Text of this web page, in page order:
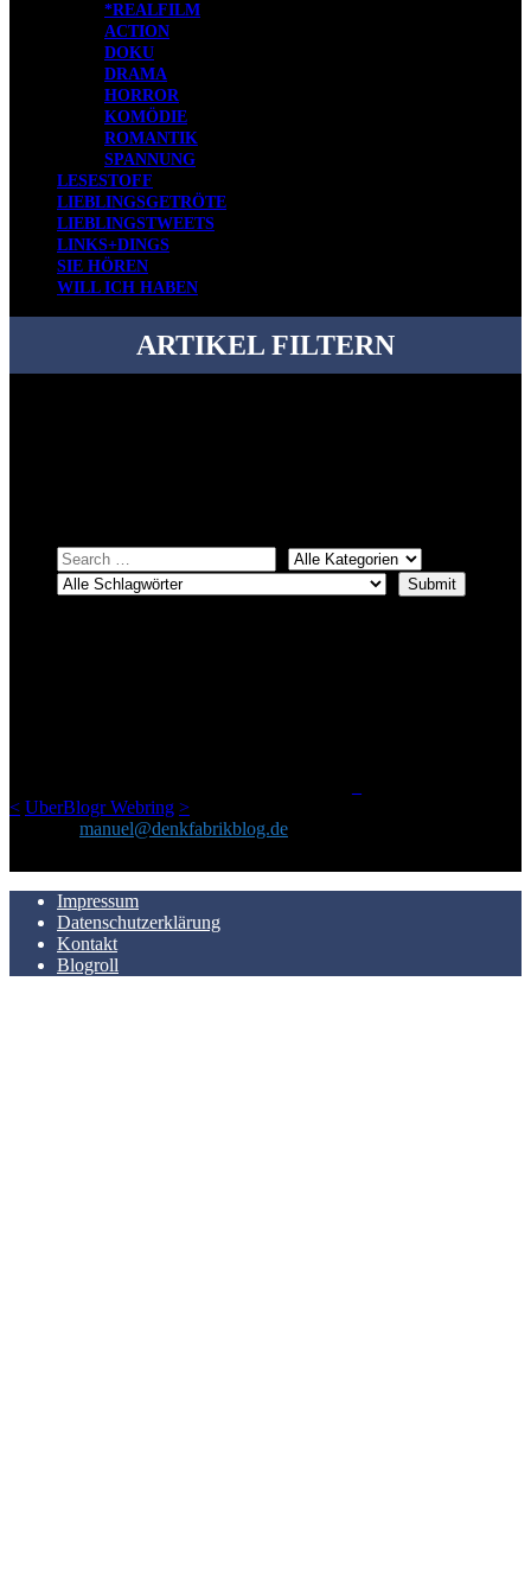
*REALFILM
ACTION
DOKU
DRAMA
HORROR
KOMÖDIE
ROMANTIK
SPANNUNG
LESESTOFF
LIEBLINGSGETRÖTE
LIEBLINGSTWEETS
LINKS+DINGS
SIE HÖREN
WILL ICH HABEN
ARTIKEL FILTERN
< UberBlogr Webring >
manuel@denkfabrikblog.de
Impressum
Datenschutzerklärung
Kontakt
Blogroll